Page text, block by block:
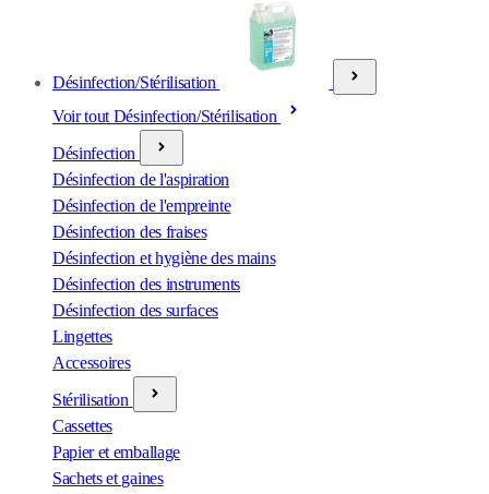
Désinfection/Stérilisation
Voir tout Désinfection/Stérilisation
Désinfection
Désinfection de l'aspiration
Désinfection de l'empreinte
Désinfection des fraises
Désinfection et hygiène des mains
Désinfection des instruments
Désinfection des surfaces
Lingettes
Accessoires
Stérilisation
Cassettes
Papier et emballage
Sachets et gaines